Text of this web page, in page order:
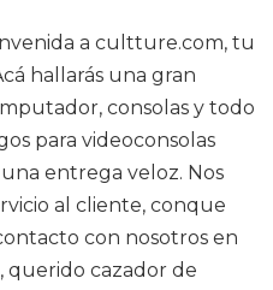
a cultture.com, tu
hallarás una gran
consolas y todo
para videoconsolas
entrega veloz. Nos
al cliente, conque
con nosotros en
querido cazador de